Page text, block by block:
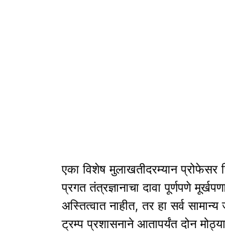
एका विशेष मुलाखतीदरम्यान
प्रगत तंत्रज्ञानाचा दावा पूर्णपणे
अस्तित्वात नाहीत, तर हा सर्व
ट्रम्प प्रशासनाने आतापर्यंत दोन